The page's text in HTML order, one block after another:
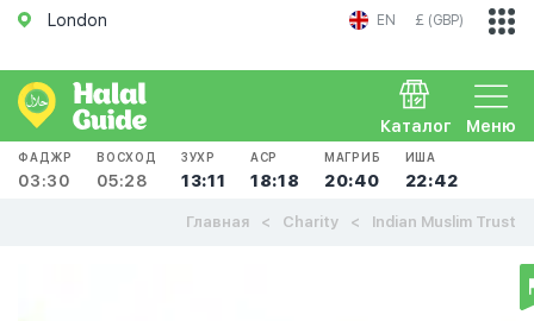
London EN £ (GBP)
Меню
Каталог
ФАДЖР
03:30
ВОСХОД
05:28
ЗУХР
13:11
АСР
18:18
МАГРИБ
20:40
ИША
22:42
Главная Charity Indian Muslim Trust